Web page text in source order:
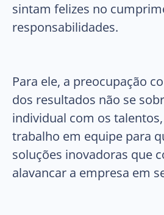
sintam felizes no
responsabilidades.
Para ele, a preocupação
dos resultados não se
individual com os
trabalho em equipe para
soluções inovadoras que
alavancar a empresa em